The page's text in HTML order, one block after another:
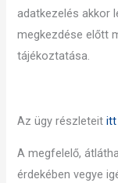
adatkezelés akkor
megkezdése előtt
tájékoztatása.
Az ügy részleteititt
A megfelelő,
érdekében vegye